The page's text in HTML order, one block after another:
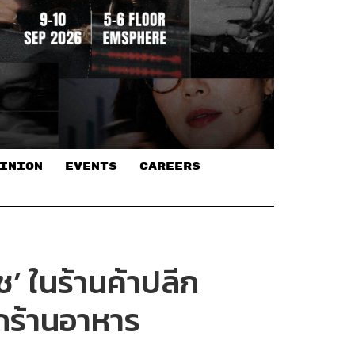
EVENTS CAREERS
ในร้านค้าปลีก
านอาหาร